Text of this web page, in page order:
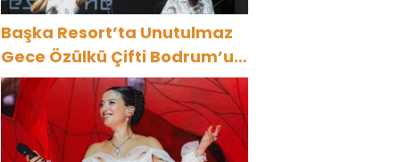
Başka Resort’ta Unutulmaz
Gece Özülkü Çifti Bodrum’u
Büyüledi